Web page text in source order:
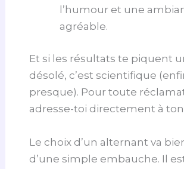
l’humour et une
agréable.
Et si les résultats te piquent
désolé, c’est scientifique
presque). Pour toute
adresse-toi directement à
Le choix d’un alternant va
d’une simple embauche. Il